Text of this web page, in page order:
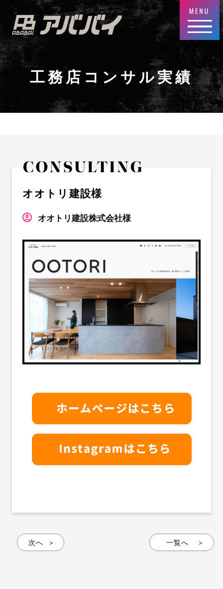
工務店コンサル実績
オオトリ建設様
オオトリ建設株式会社様
一覧へ
次へ